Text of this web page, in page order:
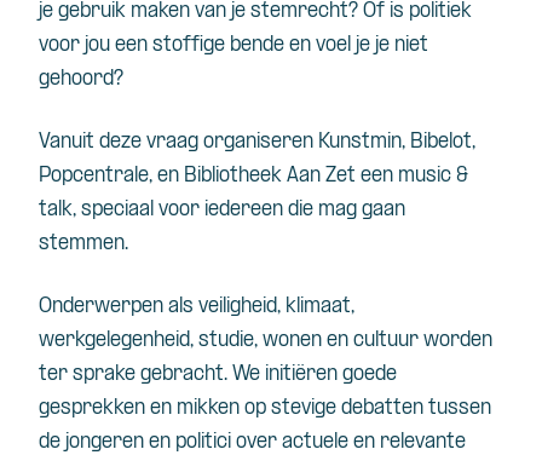
je gebruik maken van je stemrecht? Of is politiek
voor jou een stoffige bende en voel je je niet
gehoord?
Vanuit deze vraag organiseren Kunstmin, Bibelot,
Popcentrale, en Bibliotheek Aan Zet een music &
talk, speciaal voor iedereen die mag gaan
stemmen.
Onderwerpen als veiligheid, klimaat,
werkgelegenheid, studie, wonen en cultuur worden
ter sprake gebracht. We initiëren goede
gesprekken en mikken op stevige debatten tussen
de jongeren en politici over actuele en relevante